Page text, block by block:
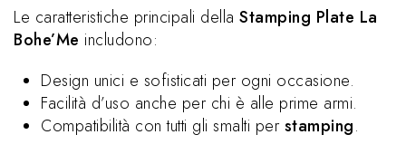
Le caratteristiche principali della Stamping Plate La
Bohe’Me includono:
Design unici e sofisticati per ogni occasione.
Facilità d’uso anche per chi è alle prime armi.
Compatibilità con tutti gli smalti per stamping.